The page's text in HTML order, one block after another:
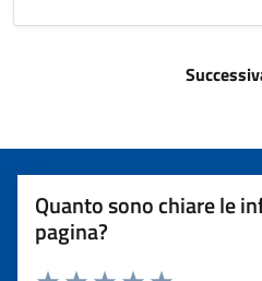
Quanto sono chiare le
pagina?
Rating: